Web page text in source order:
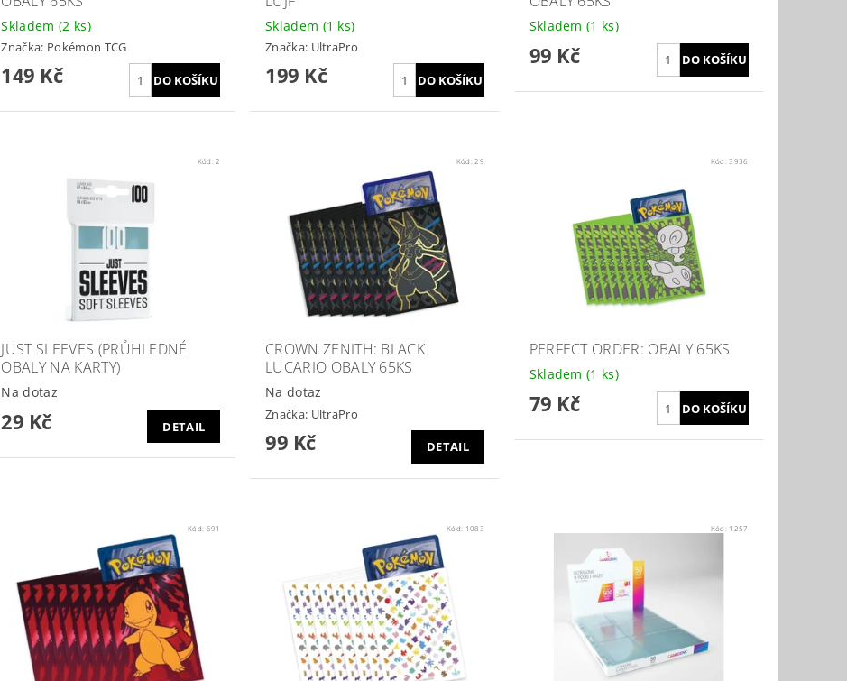
Skladem (2 ks)
Značka: Pokémon TCG
149 Kč
Skladem (1 ks)
Značka: UltraPro
199 Kč
Skladem(1 ks)
99 Kč
Kód:2
JUST SLEEVES (PRŮHLEDNÉ
OBALY NA KARTY)
Na dotaz
29 Kč DETAIL
Kód:29
CROWN ZENITH: BLACK
LUCARIO OBALY 65KS
Na dotaz
Značka: UltraPro
99 Kč DETAIL
Kód:3936
PERFECT ORDER: OBALY 65KS
Skladem(1 ks)
79 Kč
Kód: 691 Kód: 1083 Kód: 1257